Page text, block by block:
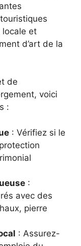
locale et
d’art de la
de
voici
:
: Vérifiez si le
:
avec des
pierre
: Assurez-